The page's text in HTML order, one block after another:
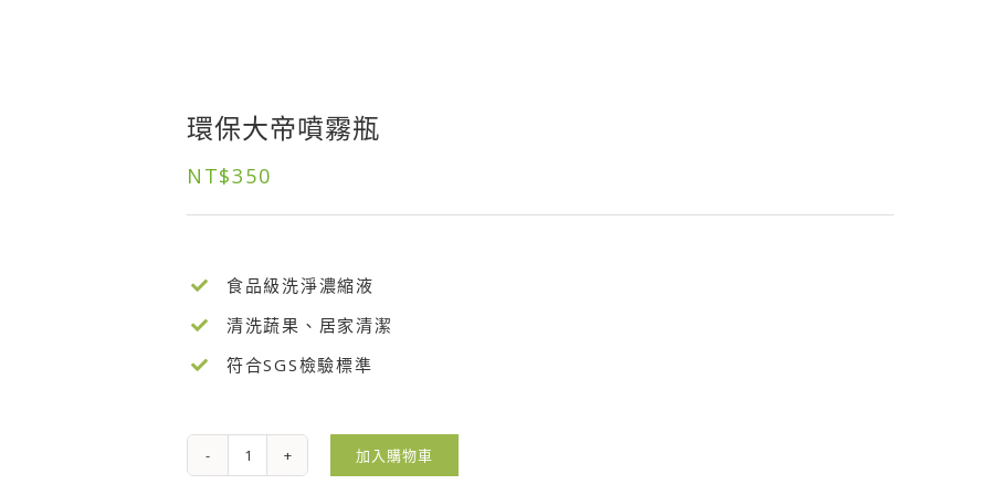
環保大帝噴霧瓶
NT$350
食品級洗淨濃縮液
清洗蔬果、居家清潔
符合SGS檢驗標準
環
加入購物車